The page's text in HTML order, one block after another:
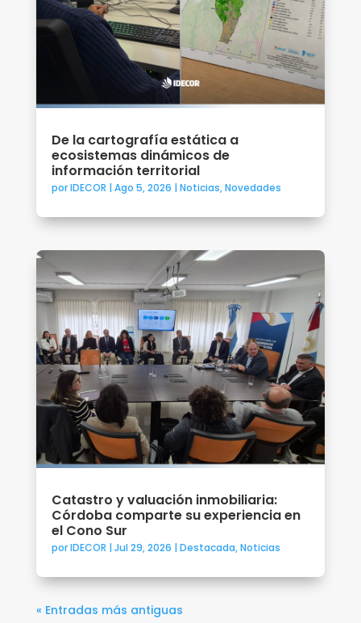
De la cartografía estática a
ecosistemas dinámicos de
información territorial
porIDECOR | Ago 5, 2026 | Noticias,Novedades
Catastro y valuación inmobiliaria:
Córdoba comparte su experiencia en
el Cono Sur
porIDECOR | Jul 29, 2026 | Destacada,Noticias
« Entradas más antiguas